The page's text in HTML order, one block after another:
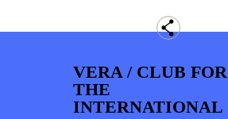
VERA / CLUB FOR
THE
INTERNATIONAL